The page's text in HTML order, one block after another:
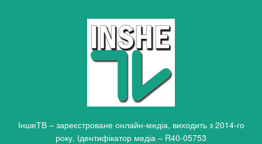
ІншеТВ – зареєстроване онлайн-медіа, виходить з 2014-го
року. Ідентифікатор медіа – R40-05753